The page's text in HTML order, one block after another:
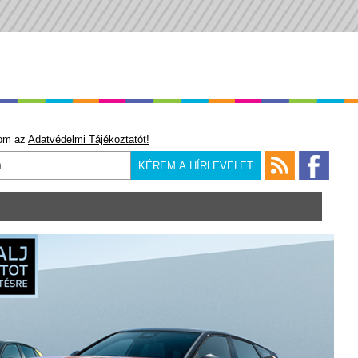
az Adatvédelmi Tájékoztatót!